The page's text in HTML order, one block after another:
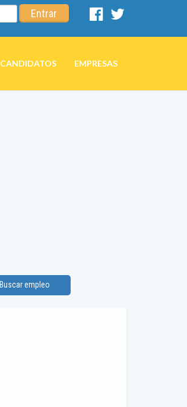
Entrar
Facebook
CANDIDATOS EMPRESAS
Buscar empleo